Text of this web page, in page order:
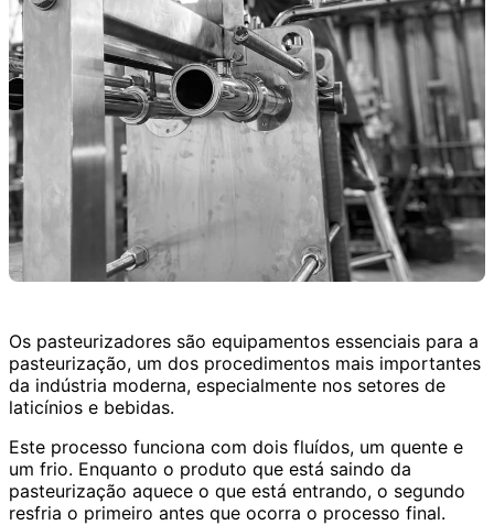
Os pasteurizadores são equipamentos essenciais para a
pasteurização, um dos procedimentos mais importantes
da indústria moderna, especialmente nos setores de
laticínios e bebidas.
Este processo funciona com dois fluídos, um quente e
um frio. Enquanto o produto que está saindo da
pasteurização aquece o que está entrando, o segundo
resfria o primeiro antes que ocorra o processo final.